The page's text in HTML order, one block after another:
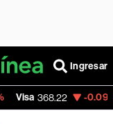
Ingresar
-0.09%